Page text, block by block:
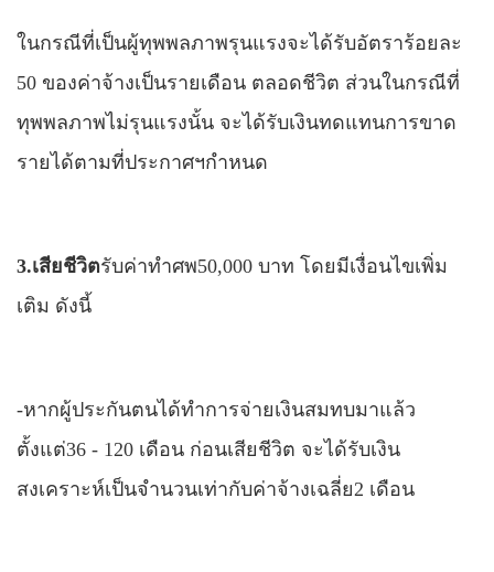
ในกรณีที่เป็นผู้ทุพพลภาพรุนแรงจะได้รับอัตราร้อยละ
50 ของค่าจ้างเป็นรายเดือน ตลอดชีวิต ส่วนในกรณีที่
ทุพพลภาพไม่รุนแรงนั้น จะได้รับเงินทดแทนการขาด
รายได้ตามที่ประกาศฯกำหนด
3.เสียชีวิตรับค่าทำศพ50,000 บาท โดยมีเงื่อนไขเพิ่ม
เติม ดังนี้
-หากผู้ประกันตนได้ทำการจ่ายเงินสมทบมาแล้ว
ตั้งแต่36 - 120 เดือน ก่อนเสียชีวิต จะได้รับเงิน
สงเคราะห์เป็นจำนวนเท่ากับค่าจ้างเฉลี่ย2 เดือน